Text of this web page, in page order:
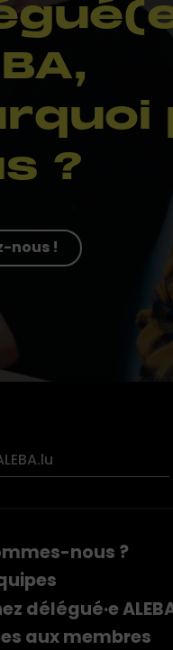
?
nous !
nous ?
délégué·e
aux membres